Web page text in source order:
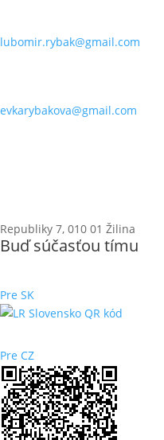
lubomir.rybak@gmail.com
evkarybakova@gmail.com
Republiky 7, 010 01 Žilina
Buď súčasťou tímu
Pre SK
Pre CZ